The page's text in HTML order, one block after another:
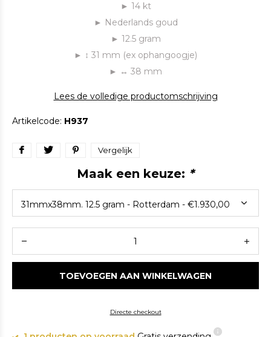
► 14 kt
► Nederlands goud
► 12.5 gram
► ↕ 31 mm (ex ophangoogje)
► ↔ 38 mm
Lees de volledige productomschrijving
Artikelcode: H937
Vergelijk
Maak een keuze: *
TOEVOEGEN AAN WINKELWAGEN
Directe checkout